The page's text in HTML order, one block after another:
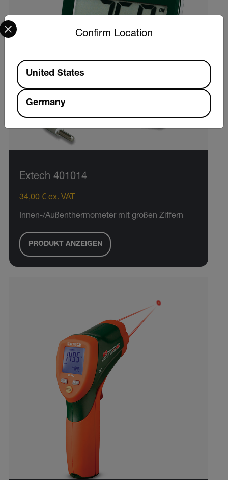
Extech 401014
34,00 € ex. VAT
Innen-/Außenthermometer mit großen Ziffern
PRODUKT ANZEIGEN
Confirm Location
Select your preferred country and language from the
Available Locations
United States
Germany